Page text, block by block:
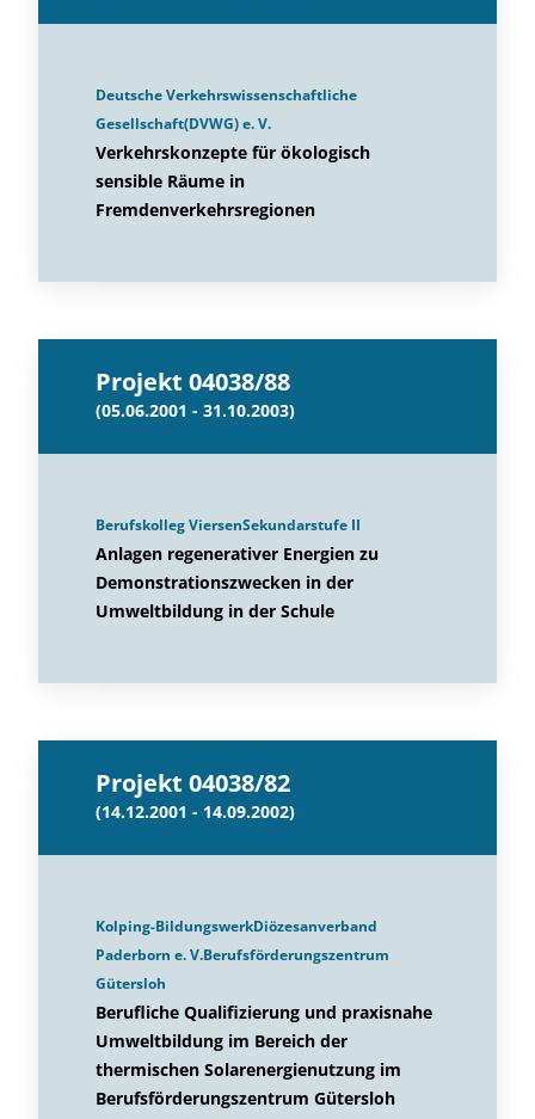
Deutsche Verkehrswissenschaftliche
Gesellschaft(DVWG) e. V.
Verkehrskonzepte für ökologisch
sensible Räume in
Fremdenverkehrsregionen
Projekt 04038/88
(05.06.2001 - 31.10.2003)
Berufskolleg ViersenSekundarstufe II
Anlagen regenerativer Energien zu
Demonstrationszwecken in der
Umweltbildung in der Schule
Projekt 04038/82
(14.12.2001 - 14.09.2002)
Kolping-BildungswerkDiözesanverband
Paderborn e. V.Berufsförderungszentrum
Gütersloh
Berufliche Qualifizierung und praxisnahe
Umweltbildung im Bereich der
thermischen Solarenergienutzung im
Berufsförderungszentrum Gütersloh